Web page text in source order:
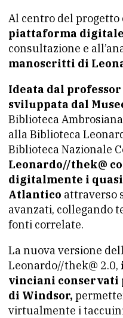
Al centro del progetto
piattaforma
consultazione e
manoscritti di
Ideata dal
sviluppata dal
Biblioteca
alla Biblioteca
Biblioteca Nazionale
Leonardo//thek@
digitalmente i quasi
Atlantico attraverso
avanzati, collegando
fonti correlate.
La nuova versione
Leonardo//thek@ 2.0,
vinciani conservati
di Windsor,
virtualmente i